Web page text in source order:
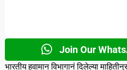
Join Our
भारतीय हवामान विभागानं दिलेल्या